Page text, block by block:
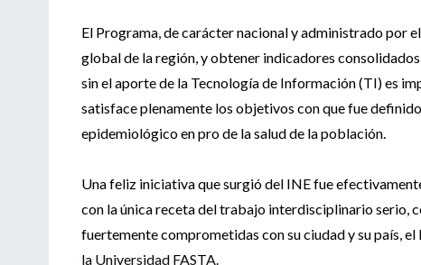
El Programa, de carácter nacional y administrado por
global de la región, y obtener indicadores
sin el aporte de la Tecnología de Información (TI) es
satisface plenamente los objetivos con que fue
epidemiológico en pro de la salud de la población.
Una feliz iniciativa que surgió del INE fue
con la única receta del trabajo interdisciplinario serio,
fuertemente comprometidas con su ciudad y su país,
la Universidad FASTA.